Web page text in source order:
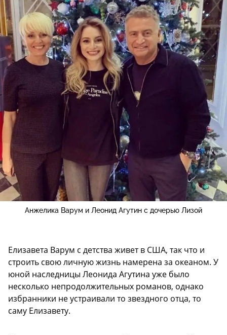
Анжелика Варум и Леонид Агутин с дочерью Лизой
Елизавета Варум с детства живет в США, так что и
строить свою личную жизнь намерена за океаном. У
юной наследницы Леонида Агутина уже было
несколько непродолжительных романов, однако
избранники не устраивали то звездного отца, то
саму Елизавету.